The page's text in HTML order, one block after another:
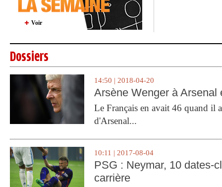
Voir
Dossiers
14:50 | 2018-04-20
Arsène Wenger à Arsenal
Le Français en avait 46 quand il
d'Arsenal...
10:11 | 2017-08-04
PSG : Neymar, 10 dates-
carrière